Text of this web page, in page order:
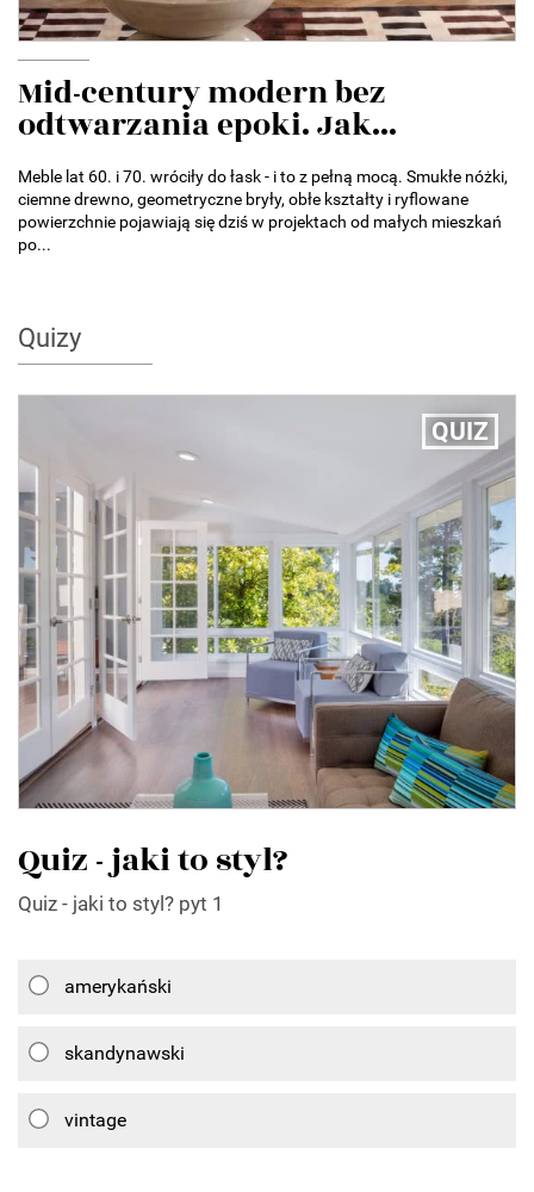
Mid-century modern bez
odtwarzania epoki. Jak...
Meble lat 60. i 70. wróciły do łask - i to z pełną mocą. Smukłe nóżki,
ciemne drewno, geometryczne bryły, obłe kształty i ryflowane
powierzchnie pojawiają się dziś w projektach od małych mieszkań
po...
Quizy
QUIZ
Quiz - jaki to styl?
Quiz - jaki to styl? pyt 1
amerykański
skandynawski
vintage